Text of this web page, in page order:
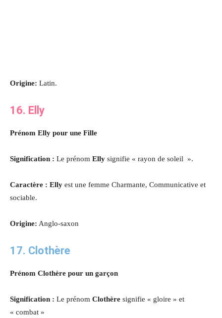
Origine: Latin.
16. Elly
Prénom Elly pour une Fille
Signification : Le prénom Elly signifie « rayon de soleil ».
Caractère : Elly est une femme Charmante, Communicative et
sociable.
Origine: Anglo-saxon
17. Clothère
Prénom Clothère pour un garçon
Signification : Le prénom Clothère signifie « gloire » et
« combat »